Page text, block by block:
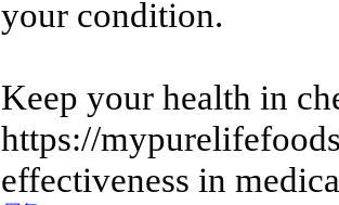
your condition.
Keep your health in
https://
effectiveness in